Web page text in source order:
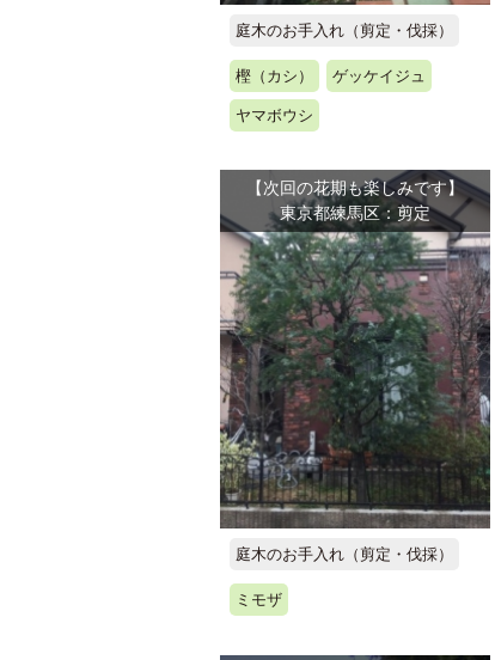
庭木のお手入れ（剪定・伐採）
樫（カシ） ゲッケイジュ
ヤマボウシ
【次回の花期も楽しみです】
東京都練馬区：剪定
庭木のお手入れ（剪定・伐採）
ミモザ